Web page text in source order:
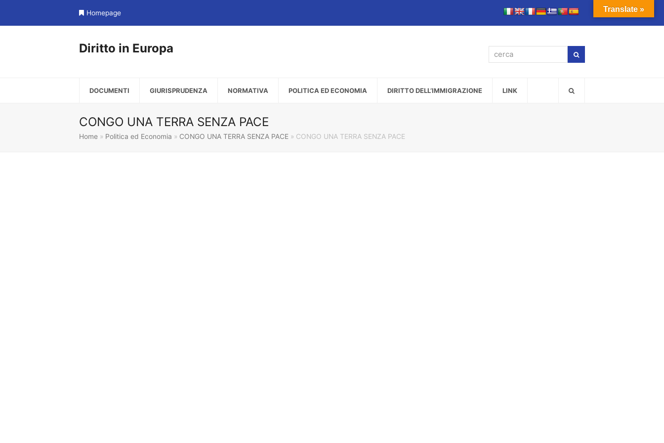
Homepage
Diritto in Europa cerca
DOCUMENTI GIURISPRUDENZA NORMATIVA POLITICA ED ECONOMIA DIRITTO DELL’IMMIGRAZIONE LINK
CONGO UNA TERRA SENZA PACE
Home » Politica ed Economia » CONGO UNA TERRA SENZA PACE » CONGO UNA TERRA SENZA PACE
Translate »